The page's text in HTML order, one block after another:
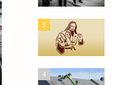
3
4